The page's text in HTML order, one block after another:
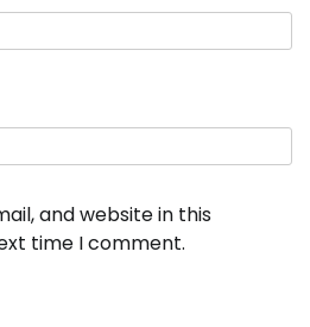
and website in this
time I comment.